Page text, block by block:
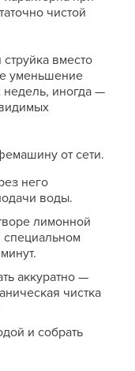
чистой
вместо
уменьшение
иногда —
от сети.
него
воды.
лимонной
специальном
аккуратно —
чистка
и собрать